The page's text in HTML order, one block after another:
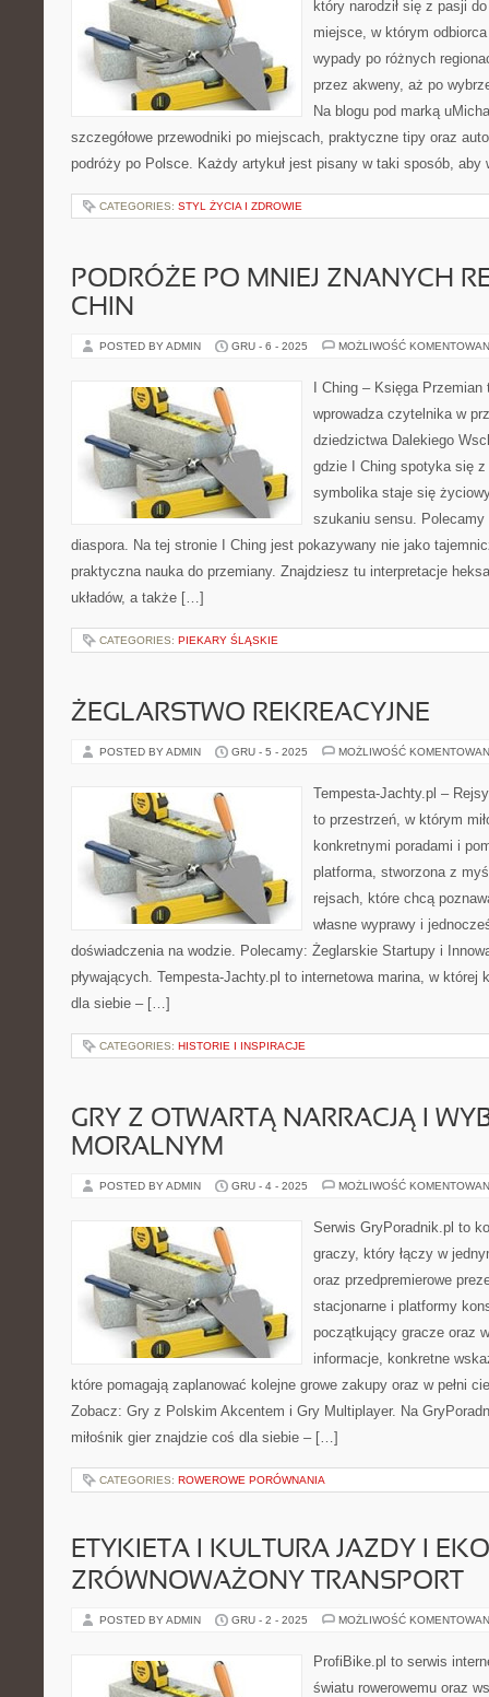
który narodził się z pasji
miejsce, w którym
wypady po różnych
przez akweny, aż po
Na blogu pod marką
szczegółowe przewodniki po miejscach, praktyczne tipy oraz
podróży po Polsce. Każdy artykuł jest pisany w taki sposób,
CATEGORIES: STYL ŻYCIA I ZDROWIE
PODRÓŻE PO MNIEJ ZNANYCH
CHIN
POSTED BY ADMIN GRU - 6 - 2025 MOŻLIWOŚĆ
I Ching – Księga
wprowadza czytelnika w
dziedzictwa Dalekiego
gdzie I Ching spotyka się
symbolika staje się
szukaniu sensu.
diaspora. Na tej stronie I Ching jest pokazywany nie jako
praktyczna nauka do przemiany. Znajdziesz tu interpretacje
układów, a także […]
CATEGORIES: PIEKARY ŚLĄSKIE
ŻEGLARSTWO REKREACYJNE
POSTED BY ADMIN GRU - 5 - 2025 MOŻLIWOŚĆ
Tempesta-Jachty.pl –
to przestrzeń, w którym
konkretnymi poradami i
platforma, stworzona z
rejsach, które chcą
własne wyprawy i
doświadczenia na wodzie. Polecamy: Żeglarskie Startupy i
pływających. Tempesta-Jachty.pl to internetowa marina, w której
dla siebie – […]
CATEGORIES: HISTORIE I INSPIRACJE
GRY Z OTWARTĄ NARRACJĄ I
MORALNYM
POSTED BY ADMIN GRU - 4 - 2025 MOŻLIWOŚĆ
Serwis GryPoradnik.pl to
graczy, który łączy w
oraz przedpremierowe
stacjonarne i platformy
początkujący gracze oraz
informacje, konkretne
które pomagają zaplanować kolejne growe zakupy oraz w pełni
Zobacz: Gry z Polskim Akcentem i Gry Multiplayer. Na
miłośnik gier znajdzie coś dla siebie – […]
CATEGORIES: ROWEROWE PORÓWNANIA
ETYKIETA I KULTURA JAZDY I
ZRÓWNOWAŻONY TRANSPORT
POSTED BY ADMIN GRU - 2 - 2025 MOŻLIWOŚĆ
ProfiBike.pl to serwis
światu rowerowemu oraz